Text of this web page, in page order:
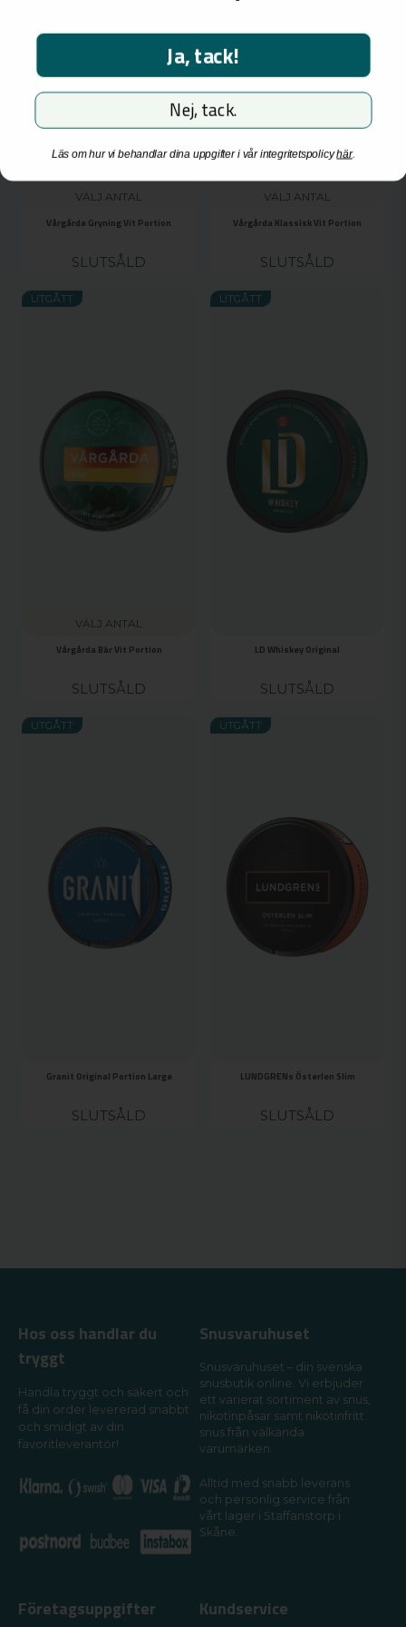
VÄLJ ANTAL
Vårgårda Gryning Vit Portion
SLUTSÅLD
VÄLJ ANTAL
Vårgårda Klassisk Vit Portion
SLUTSÅLD
VÄLJ ANTAL
Vårgårda Bär Vit Portion
SLUTSÅLD
UTGÅTT
LD Whiskey Original
SLUTSÅLD
UTGÅTT
Granit Original Portion Large
SLUTSÅLD
UTGÅTT
LUNDGRENs Österlen Slim
SLUTSÅLD
UTGÅTT
Jag är över 18 år
Jag är inte över 18 år
Hos oss handlar du
tryggt
Handla tryggt och säkert och
få din order levererad snabbt
och smidigt av din
favoritleverantör!
Snusvaruhuset
Snusvaruhuset – din svenska
snusbutik online. Vi erbjuder
ett varierat sortiment av snus,
nikotinpåsar samt nikotinfritt
snus från välkända
varumärken.
Alltid med snabb leverans
och personlig service från
vårt lager i Staffanstorp i
Skåne.
Företagsuppgifter Kundservice
Ja, tack!
Nej, tack.
Läs om hur vi behandlar dina uppgifter i vår integritetspolicyhär.